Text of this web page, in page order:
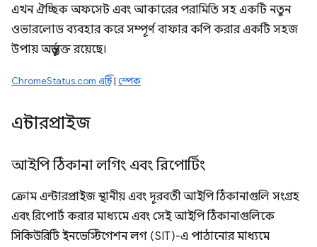
এখন ঐচ্ছিক অফসেট এবং আকারের পরামিতি সহ একটি নতুন
ওভারলোড ব্যবহার করে সম্পূর্ণ বাফার কপি করার একটি সহজ
উপায় অন্তর্ভুক্ত রয়েছে।
ChromeStatus.com এন্ট্রি| স্পেক
এন্টারপ্রাইজ
আইপি ঠিকানা লগিং এবং রিপোর্টিং
ক্রোম এন্টারপ্রাইজ স্থানীয় এবং দূরবর্তী আইপি ঠিকানাগুলি সংগ্রহ
এবং রিপোর্ট করার মাধ্যমে এবং সেই আইপি ঠিকানাগুলিকে
সিকিউরিটি ইনভেস্টিগেশন লগ (SIT)-এ পাঠানোর মাধ্যমে